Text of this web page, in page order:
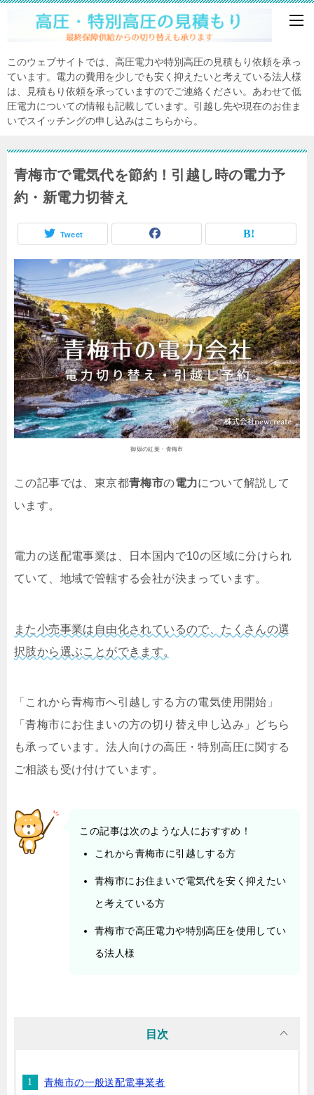
このウェブサイトでは、高圧電力や特別高圧の見積もり依頼を承っ
ています。電力の費用を少しでも安く抑えたいと考えている法人様
は、見積もり依頼を承っていますのでご連絡ください。あわせて低
圧電力についての情報も記載しています。引越し先や現在のお住ま
いでスイッチングの申し込みはこちらから。
青梅市で電気代を節約！引越し時の電力予
約・新電力切替え
Tweet
御嶽の紅葉・青梅市
この記事では、東京都青梅市の電力について解説して
います。
電力の送配電事業は、日本国内で10の区域に分けられ
ていて、地域で管轄する会社が決まっています。
また小売事業は自由化されているので、たくさんの選
択肢から選ぶことができます。
「これから青梅市へ引越しする方の電気使用開始」
「青梅市にお住まいの方の切り替え申し込み」どちら
も承っています。法人向けの高圧・特別高圧に関する
ご相談も受け付けています。
この記事は次のような人におすすめ！
これから青梅市に引越しする方
青梅市にお住まいで電気代を安く抑えたい
と考えている方
青梅市で高圧電力や特別高圧を使用してい
る法人様
目次
青梅市の一般送配電事業者